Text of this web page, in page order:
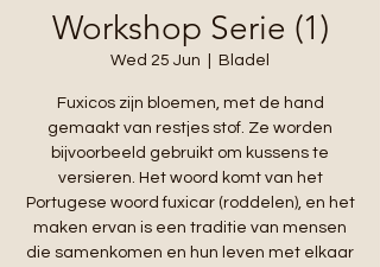
Workshop Serie (1)
Wed 25 Jun Bladel
Fuxicos zijn bloemen, met de hand
gemaakt van restjes stof. Ze worden
bijvoorbeeld gebruikt om kussens te
versieren. Het woord komt van het
Portugese woord fuxicar (roddelen), en het
maken ervan is een traditie van mensen
die samenkomen en hun leven met elkaar